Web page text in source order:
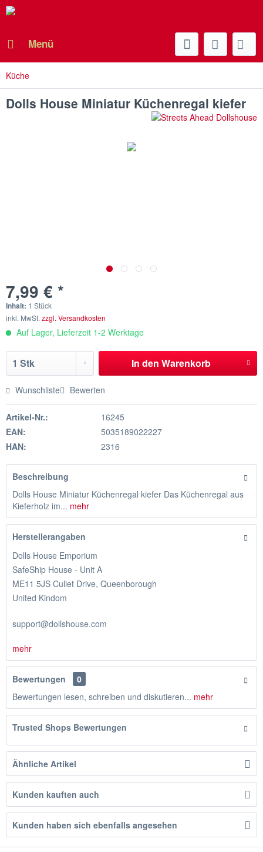
Menü
Küche
Dolls House Miniatur Küchenregal kiefer
7,99 € *
Inhalt: 1 Stück
inkl. MwSt. zzgl. Versandkosten
Auf Lager, Lieferzeit 1-2 Werktage
In den Warenkorb
Wunschliste Bewerten
Artikel-Nr.:
16245
EAN:
5035189022227
HAN:
2316
Beschreibung
Dolls House Miniatur Küchenregal kiefer Das Küchenregal aus
Kieferholz im... mehr
Herstellerangaben
Dolls House Emporium
SafeShip House - Unit A
ME11 5JS Cullet Drive, Queenborough
United Kindom
support@dollshouse.com
mehr
Bewertungen
0
Bewertungen lesen, schreiben und diskutieren... mehr
Trusted Shops Bewertungen
Ähnliche Artikel
Kunden kauften auch
Kunden haben sich ebenfalls angesehen